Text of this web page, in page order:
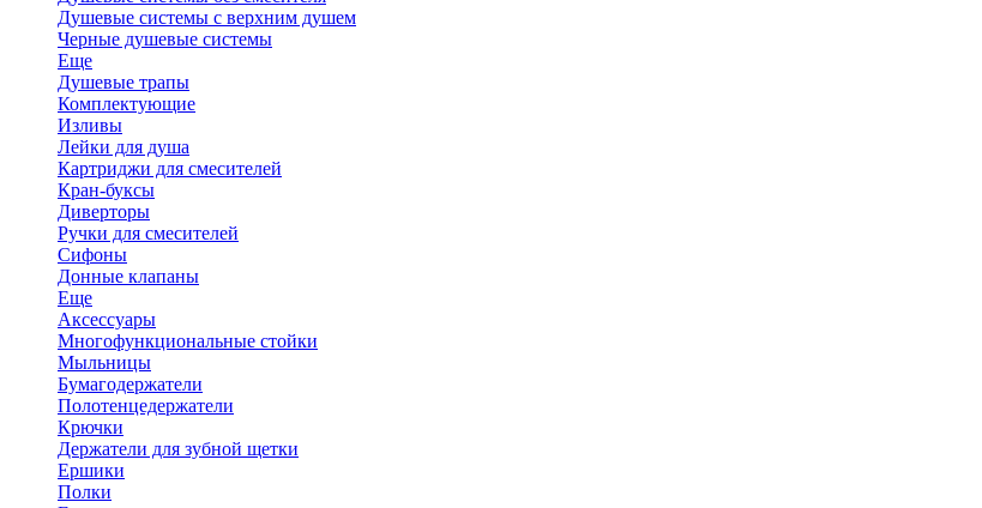
Душевые системы с верхним душем
Черные душевые системы
Еще
Душевые трапы
Комплектующие
Изливы
Лейки для душа
Картриджи для смесителей
Кран-буксы
Диверторы
Ручки для смесителей
Сифоны
Донные клапаны
Еще
Аксессуары
Многофункциональные стойки
Мыльницы
Бумагодержатели
Полотенцедержатели
Крючки
Держатели для зубной щетки
Ершики
Полки